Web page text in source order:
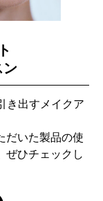
ン
き出すメイクア
だいた製品の使
ぜひチェックし